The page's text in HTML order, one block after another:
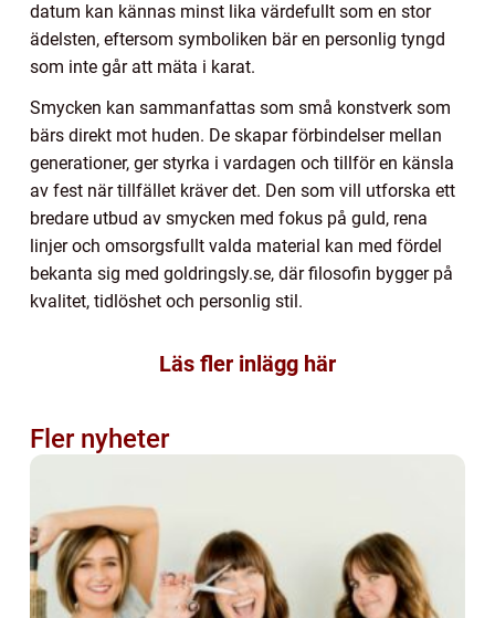
datum kan kännas minst lika värdefullt som en stor
ädelsten, eftersom symboliken bär en personlig tyngd
som inte går att mäta i karat.
Smycken kan sammanfattas som små konstverk som
bärs direkt mot huden. De skapar förbindelser mellan
generationer, ger styrka i vardagen och tillför en känsla
av fest när tillfället kräver det. Den som vill utforska ett
bredare utbud av smycken med fokus på guld, rena
linjer och omsorgsfullt valda material kan med fördel
bekanta sig med goldringsly.se, där filosofin bygger på
kvalitet, tidlöshet och personlig stil.
Läs fler inlägg här
Fler nyheter